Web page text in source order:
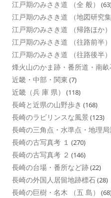
江戸期のみさき道 （全 般）
江戸期のみさき道 （地図研究集
江戸期のみさき道 （帰路ほか）
江戸期のみさき道 （往路前半）
江戸期のみさき道 （往路後半）
烽火山のかま跡・番所道・南
近畿・中部・関東 (7)
近畿（兵 庫 県） (118)
長崎と近県の山野歩き (168)
長崎のラビリンスな風景 (123)
長崎の三角点・水準点・地理局
長崎の古写真考 １ (270)
長崎の古写真考 ２ (146)
長崎の台場・番所など跡(22)
長崎の外国人居留地跡標石(28)
長崎の巨樹・名木 （五 島）